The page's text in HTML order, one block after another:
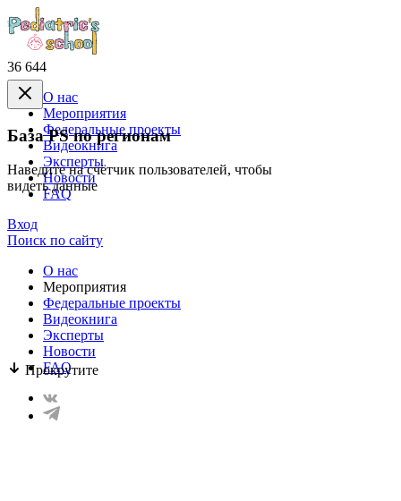
36 644
База PS по регионам
Наведите на счётчик пользователей, чтобы
видеть данные
Прокрутите
О нас
Mероприятия
Федеральные проекты
Видеокнига
Эксперты
Новости
FAQ
Вход
Поиск по сайту
О нас
Mероприятия
Федеральные проекты
Видеокнига
Эксперты
Новости
FAQ